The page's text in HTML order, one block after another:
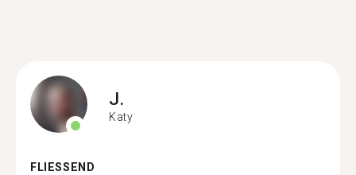
J.
Katy
FLIESSEND